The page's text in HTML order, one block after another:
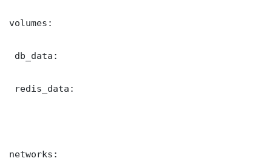
volumes:
db_data:
redis_data:
networks: